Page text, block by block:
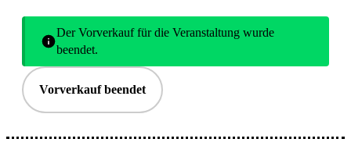
Der Vorverkauf für die Veranstaltung wurde
beendet.
Vorverkauf beendet